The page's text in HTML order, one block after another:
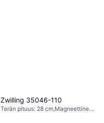
Zwilling 35046-110
Terän pituus: 28 cm,Magneettinen,